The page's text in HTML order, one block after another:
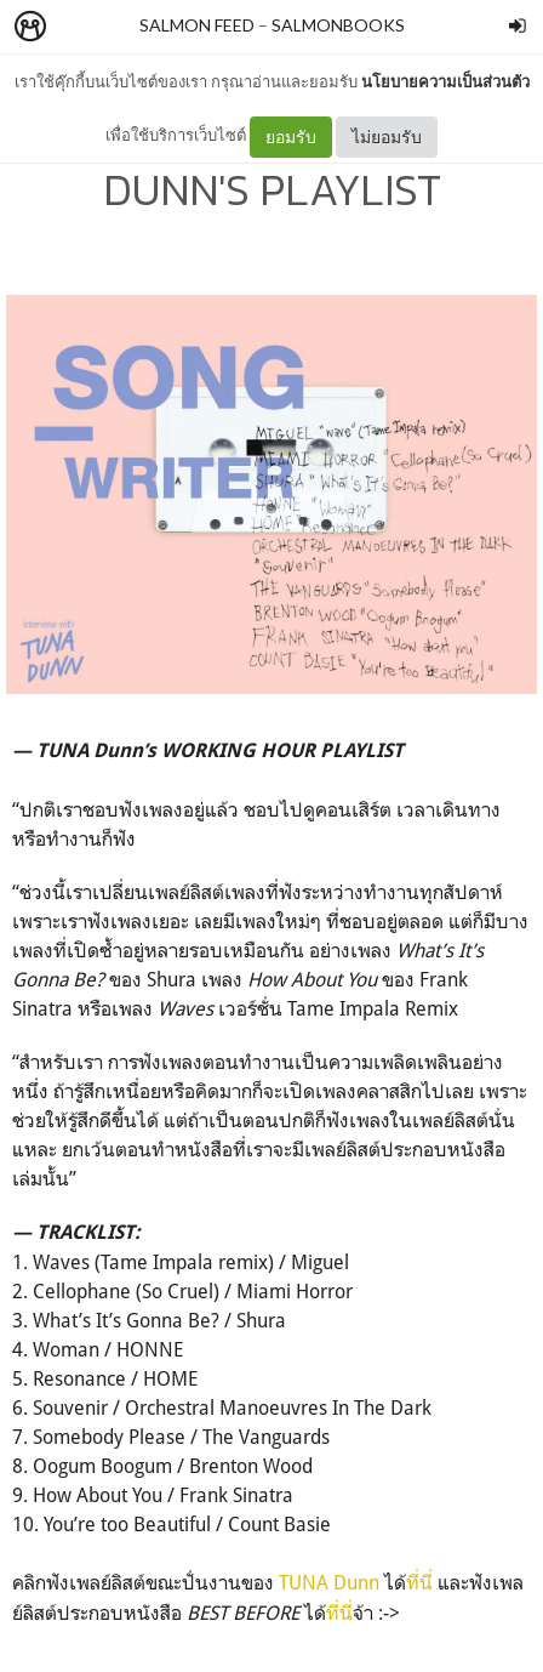
เราใช้คุ๊กกี้บนเว็บไซต์ของเรา กรุณาอ่านและยอมรับนโยบายความเป็นส่วนตัว
เพื่อใช้บริการเว็บไซต์ ยอมรับ ไม่ยอมรับ
SALMON FEED – SALMONBOOKS
SONG-WRITER: TUNA
DUNN'S PLAYLIST
— TUNA Dunn’s WORKING HOUR PLAYLIST
“ปกติเราชอบฟังเพลงอยู่แล้ว ชอบไปดูคอนเสิร์ต เวลาเดินทาง
หรือทำงานก็ฟัง
“ช่วงนี้เราเปลี่ยนเพลย์ลิสต์เพลงที่ฟังระหว่างทำงานทุกสัปดาห์
เพราะเราฟังเพลงเยอะ เลยมีเพลงใหม่ๆ ที่ชอบอยู่ตลอด แต่ก็มีบาง
เพลงที่เปิดซ้ำอยู่หลายรอบเหมือนกัน อย่างเพลง What’s It’s
Gonna Be?ของ Shura เพลง How About Youของ Frank
Sinatra หรือเพลง Wavesเวอร์ชั่น Tame Impala Remix
“สำหรับเรา การฟังเพลงตอนทำงานเป็นความเพลิดเพลินอย่าง
หนึ่ง ถ้ารู้สึกเหนื่อยหรือคิดมากก็จะเปิดเพลงคลาสสิกไปเลย เพราะ
ช่วยให้รู้สึกดีขึ้นได้ แต่ถ้าเป็นตอนปกติก็ฟังเพลงในเพลย์ลิสต์นั่น
แหละ ยกเว้นตอนทำหนังสือที่เราจะมีเพลย์ลิสต์ประกอบหนังสือ
เล่มนั้น”
— TRACKLIST:
1. Waves (Tame Impala remix) / Miguel
2. Cellophane (So Cruel) / Miami Horror
3. What’s It’s Gonna Be? / Shura
4. Woman / HONNE
5. Resonance / HOME
6. Souvenir / Orchestral Manoeuvres In The Dark
7. Somebody Please / The Vanguards
8. Oogum Boogum / Brenton Wood
9. How About You / Frank Sinatra
10. You’re too Beautiful / Count Basie
คลิกฟังเพลย์ลิสต์ขณะปั่นงานของ TUNA Dunnได้ที่นี่ และฟังเพล
ย์ลิสต์ประกอบหนังสือ BEST BEFOREได้ที่นี่จ้า :->